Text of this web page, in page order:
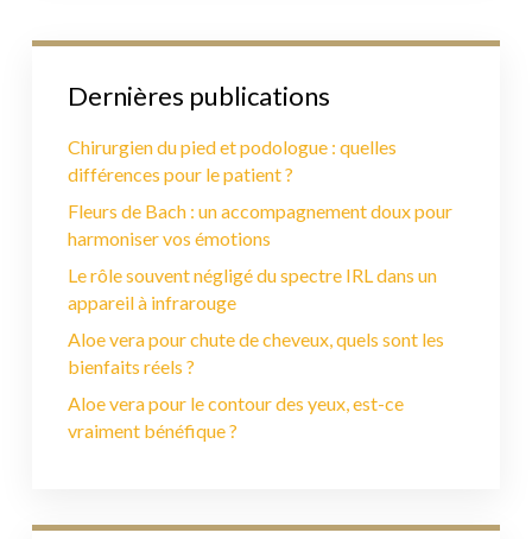
Dernières publications
Chirurgien du pied et podologue : quelles
différences pour le patient ?
Fleurs de Bach : un accompagnement doux pour
harmoniser vos émotions
Le rôle souvent négligé du spectre IRL dans un
appareil à infrarouge
Aloe vera pour chute de cheveux, quels sont les
bienfaits réels ?
Aloe vera pour le contour des yeux, est-ce
vraiment bénéfique ?